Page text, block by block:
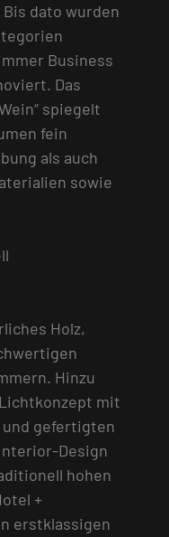
dato wurden
Business
Das
spiegelt
fein
als auch
sowie
Holz,
Hinzu
mit
gefertigten
Design
hohen
+
erstklassigen